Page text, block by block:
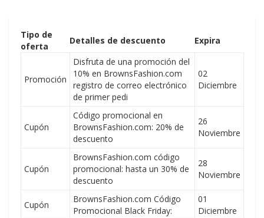
Tipo de
oferta
Detalles de descuento Expira
Promoción
Disfruta de una promoción del
10% en BrownsFashion.com
registro de correo electrónico
de primer pedi
02
Diciembre
Cupón
Código promocional en
BrownsFashion.com: 20% de
descuento
26
Noviembre
Cupón
BrownsFashion.com código
promocional: hasta un 30% de
descuento
28
Noviembre
Cupón
BrownsFashion.com Código
Promocional Black Friday:
01
Diciembre